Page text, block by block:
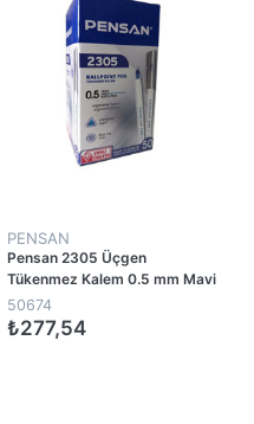
PENSAN
Pensan 2305 Üçgen
Tükenmez Kalem 0.5 mm Mavi
(50 Adet)
50674
₺277,54